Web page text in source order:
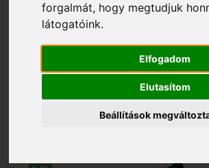
forgalmát, hogy megtudjuk
látogatóink.
Elfogadom
Elutasítom
Beállítások
23 740 Ft
(HU) Discovery Spark 506 AZ
79227
Kosárba tesz